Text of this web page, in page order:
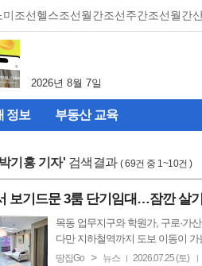
미조선헬스조선월간조선주간조선월간
2026년 8월 7일
정보 부동산 교육
기홍 기자' 검색결과 ( 69건 중 1~10건 )
보기드문 3룸 단기임대…잠깐 살
목동 업무지구와 학원가, 구로·가
다만 지하철역까지 도보 이동이 가
땅집Go > 뉴스 | 2026.07.25 (토) |